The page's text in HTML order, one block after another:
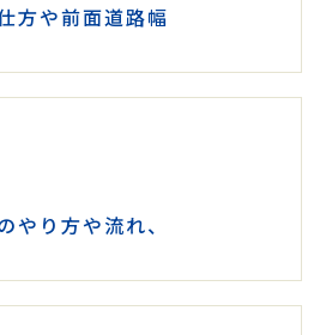
方や前面道路幅
やり方や流れ、